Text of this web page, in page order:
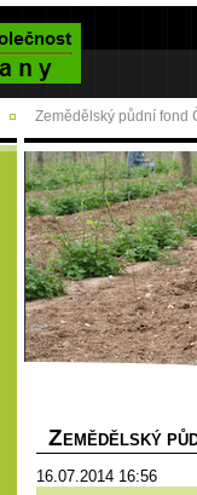
Zemědělský půdní fond
Z EMĚDĚLSKÝ
16.07.2014 16:56